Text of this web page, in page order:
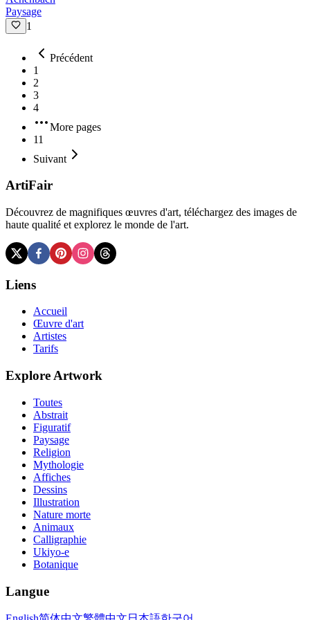
Paysage
1
Précédent
1
2
3
4
More pages
11
Suivant
ArtiFair
Découvrez de magnifiques œuvres d'art, téléchargez des images de
haute qualité et explorez le monde de l'art.
Liens
Accueil
Œuvre d'art
Artistes
Tarifs
Explore Artwork
Toutes
Abstrait
Figuratif
Paysage
Religion
Mythologie
Affiches
Dessins
Illustration
Nature morte
Animaux
Calligraphie
Ukiyo-e
Botanique
Langue